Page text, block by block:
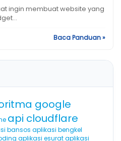
ingin membuat website yang
Baca Panduan »
google
api cloudflare
bansos aplikasi bengkel
aplikasi esurataplikasi